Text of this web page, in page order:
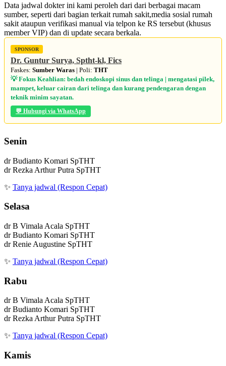
Data jadwal dokter ini kami peroleh dari dari berbagai macam
sumber, seperti dari bagian terkait rumah sakit,media sosial rumah
sakit ataupun verifikasi manual via telpon ke RS tersebut (khusus
member VIP) dan di update secara berkala.
SPONSOR
Dr. Guntur Surya, Sptht-kl, Fics
Faskes: Sumber Waras | Poli: THT
💡 Fokus Keahlian: bedah endoskopi sinus dan telinga | mengatasi pilek,
mampet, keluar cairan dari telinga dan kurang pendengaran dengan
teknik minim sayatan.
💬 Hubungi via WhatsApp
Senin
dr Budianto Komari SpTHT
dr Rezka Arthur Putra SpTHT
✨ Tanya jadwal (Respon Cepat)
Selasa
dr B Vimala Acala SpTHT
dr Budianto Komari SpTHT
dr Renie Augustine SpTHT
✨ Tanya jadwal (Respon Cepat)
Rabu
dr B Vimala Acala SpTHT
dr Budianto Komari SpTHT
dr Rezka Arthur Putra SpTHT
✨ Tanya jadwal (Respon Cepat)
Kamis